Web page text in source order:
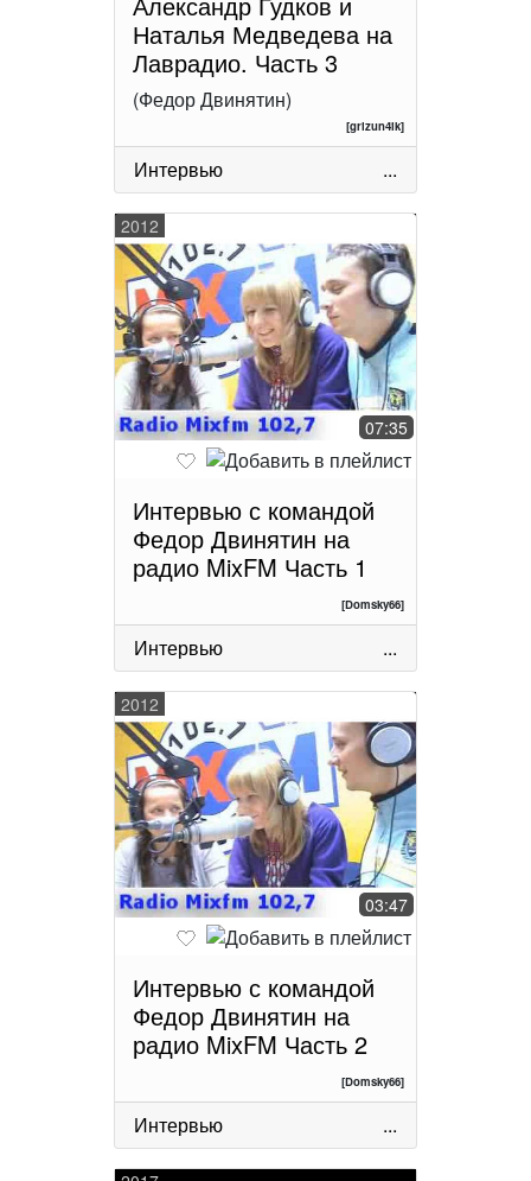
Наталья Медведева на
Лаврадио. Часть 3
(Федор Двинятин)
[grizun4ik]
Интервью ...
2012
07:35
Интервью с командой
Федор Двинятин на
радио MixFM Часть 1
[Domsky66]
Интервью ...
2012
03:47
Интервью с командой
Федор Двинятин на
радио MixFM Часть 2
[Domsky66]
Интервью ...